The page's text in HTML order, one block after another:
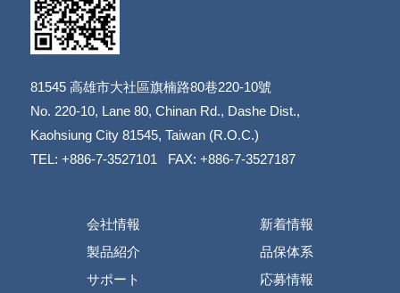
81545高雄市大社區旗楠路80巷220-10號
​​​​​​​No. 220-10, Lane 80, Chinan Rd., Dashe Dist.,
​​​​​​​Kaohsiung City 81545, Taiwan (R.O.C.)
TEL: +886-7-3527101 FAX: +886-7-3527187
会社情報
新着情報
製品紹介
品保体系
サポート
応募情報